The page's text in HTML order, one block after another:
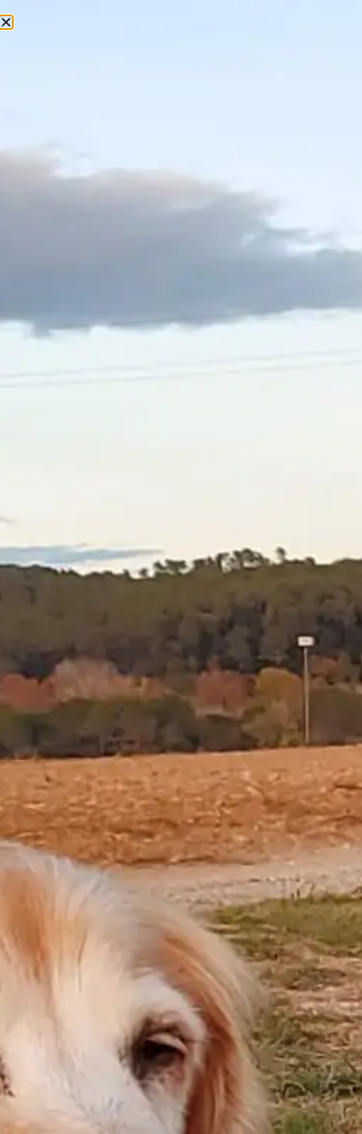
de Booking.com:
Cómo vendimos
nuestras almas por
MasTorrencito
Llamabas directamente a MasTorrencito, hablabas
conmigo, que te contaba qué habitaciones estaban
disponibles, y hasta te ofrecía un descuento si eras
simpático. ¿Resultado? Una experiencia directa,
humana y sin intermediarios chupasangres. Pero
esa era otra era, casi mítica, porque ahora vivimos
bajo el yugo implacable de
Booking.com
emperador absoluto del alojamiento global.
Booking no es simplemente una plataforma; es un
dios todopoderoso, hambriento de comisiones
y bendecido por la desidia colectiva. Nadie busca
ya hoteles en Google. Nadie llama directamente.
Todos, como borregos con tarjeta de crédito en
mano, nos dejamos guiar al redil de Booking,
donde, con un clic, compramos no solo la
habitación, sino también una buena dosis de
explotación corporativa. ¿Y sabes qué es lo peor?
Que lo hacemos felices. Como dijo alguna vez un
sabio contemporáneo: “La esclavitud que más
duele es aquella que disfrutas”.
¿Cómo llegamos aquí? Bueno, la estrategia de
Booking es tan magistralmente desleal que
debería enseñarse en escuelas de negocios.
Comisiones del 17%, lo llaman. Pero ojo, esto es
solo la punta del iceberg. Operando desde Irlanda,
un paraíso fiscal disfrazado de país europeo,